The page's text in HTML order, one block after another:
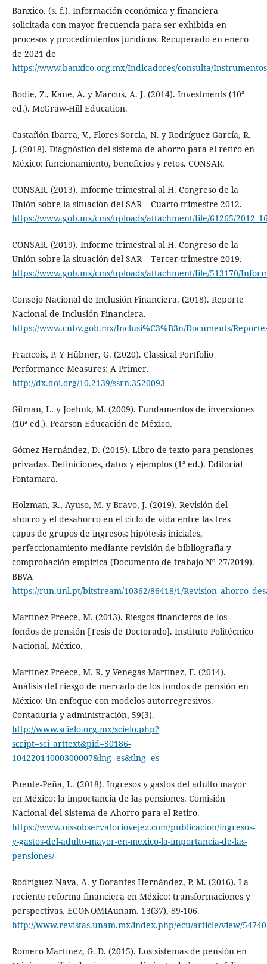
Banxico. (s. f.). Información económica y financiera
solicitada con mayor frecuencia para ser exhibida en
procesos y procedimientos jurídicos. Recuperado en enero
de 2021 de
https://www.banxico.org.mx/Indicadores/consulta/
Bodie, Z., Kane, A. y Marcus, A. J. (2014). Investments (10ª
ed.). McGraw-Hill Education.
Castañón Ibarra, V., Flores Sorcia, N. y Rodríguez García, R.
J. (2018). Diagnóstico del sistema de ahorro para el retiro en
México: funcionamiento, beneficios y retos. CONSAR.
CONSAR. (2013). Informe trimestral al H. Congreso de la
Unión sobre la situación del SAR – Cuarto trimestre 2012.
https://www.gob.mx/cms/uploads/attachment/file/61265/
CONSAR. (2019). Informe trimestral al H. Congreso de la
Unión sobre la situación del SAR – Tercer trimestre 2019.
https://www.gob.mx/cms/uploads/attachment/file/513170/
Consejo Nacional de Inclusión Financiera. (2018). Reporte
Nacional de Inclusión Financiera.
https://www.cnbv.gob.mx/Inclusi%C3%B3n/Documents/
Francois, P. Y Hübner, G. (2020). Classical Portfolio
Performance Measures: A Primer.
http://dx.doi.org/10.2139/ssrn.3520093
Gitman, L. y Joehnk, M. (2009). Fundamentos de inversiones
(10ª ed.). Pearson Educación de México.
Gómez Hernández, D. (2015). Libro de texto para pensiones
privadas. Definiciones, datos y ejemplos (1ª ed.). Editorial
Fontamara.
Holzman, R., Ayuso, M. y Bravo, J. (2019). Revisión del
ahorro y el desahorro en el ciclo de vida entre las tres
capas de grupos de ingresos: hipótesis iniciales,
perfeccionamiento mediante revisión de bibliografía y
comprobación empírica (Documento de trabajo Nº 27/2019).
BBVA
https://run.unl.pt/bitstream/10362/86418/1/
Martínez Preece, M. (2013). Riesgos financieros de los
fondos de pensión [Tesis de Doctorado]. Instituto Politécnico
Nacional, México.
Martínez Preece, M. R. y Venegas Martínez, F. (2014).
Análisis del riesgo de mercado de los fondos de pensión en
México: Un enfoque con modelos autorregresivos.
Contaduría y administración, 59(3).
http://www.scielo.org.mx/scielo.php?
script=sci_arttext&pid=S0186-
10422014000300007&lng=es&tlng=es
Puente-Peña, L. (2018). Ingresos y gastos del adulto mayor
en México: la importancia de las pensiones. Comisión
Nacional del Sistema de Ahorro para el Retiro.
https://www.oissobservatoriovejez.com/publicacion/ingresos-
y-gastos-del-adulto-mayor-en-mexico-la-importancia-de-las-
pensiones/
Rodríguez Nava, A. y Dorantes Hernández, P. M. (2016). La
reciente reforma financiera en México: transformaciones y
perspectivas. ECONOMIAunam. 13(37), 89-106.
http://www.revistas.unam.mx/index.php/ecu/article/view/54740
Romero Martínez, G. D. (2015). Los sistemas de pensión en